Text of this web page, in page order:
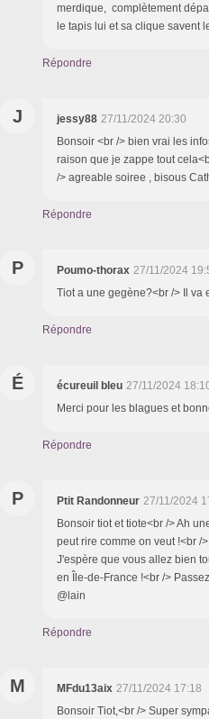
merdique, complètement
le tapis lui et sa clique savent
Répondre
J jessy88 27/11/2024 20:30
Bonsoir <br /> bien vrai les
raison que je zappe tout
/> agreable soiree , bisous
Répondre
P Poumo-thorax 27/11/2024
Tiot a une gegène?<br /> Il va
Répondre
É écureuil bleu 27/11/2024
Merci pour les blagues et
Répondre
P Ptit Randonneur 27/11/2024
Bonsoir tiot et tiote<br /> Ah
peut rire comme on veut !<br /
J'espère que vous allez bien
en Île-de-France !<br />
@lain
Répondre
M MFdu13aix 27/11/2024 17:18
Bonsoir Tiot,<br /> Super